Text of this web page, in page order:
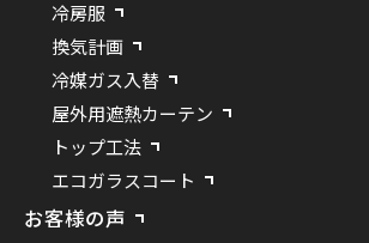
お客様の声
冷房服
換気計画
冷媒ガス入替
屋外用遮熱カーテン
トップ工法
エコガラスコート